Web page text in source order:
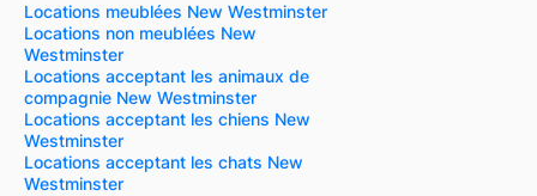
Locations meublées New Westminster
Locations non meublées New
Westminster
Locations acceptant les animaux de
compagnie New Westminster
Locations acceptant les chiens New
Westminster
Locations acceptant les chats New
Westminster